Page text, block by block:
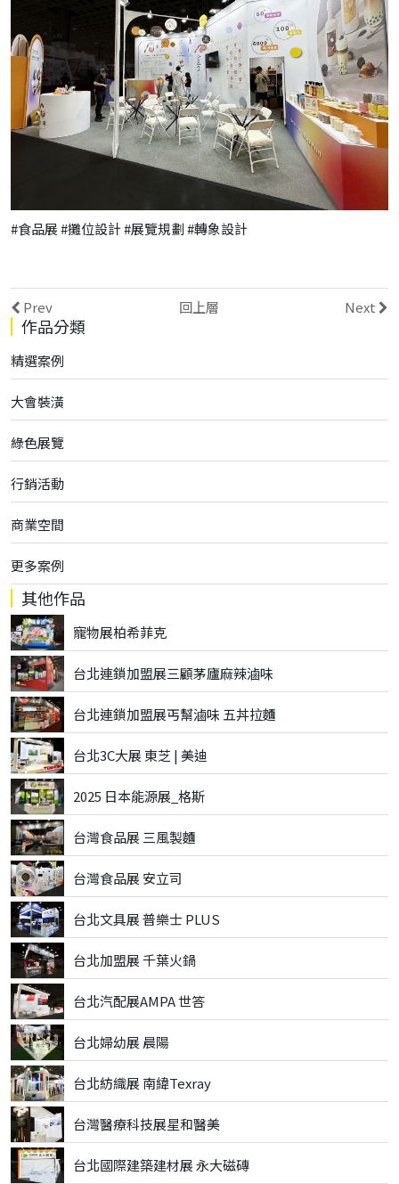
#食品展 #攤位設計 #展覽規劃 #轉象設計
Prev 回上層 Next
作品分類
精選案例
大會裝潢
綠色展覽
行銷活動
商業空間
更多案例
其他作品
寵物展柏希菲克
台北連鎖加盟展三顧茅廬麻辣滷味
台北連鎖加盟展丐幫滷味 五丼拉麵
台北3C大展 東芝 | 美迪
2025 日本能源展_格斯
台灣食品展 三風製麵
台灣食品展 安立司
台北文具展 普樂士 PLUS
台北加盟展 千葉火鍋
台北汽配展AMPA 世答
台北婦幼展 晨陽
台北紡織展 南緯Texray
台灣醫療科技展星和醫美
台北國際建築建材展 永大磁磚